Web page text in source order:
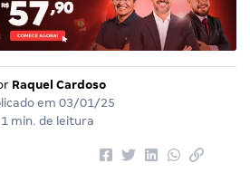
Raquel Cardoso
em 03/01/25
1 min. de leitura